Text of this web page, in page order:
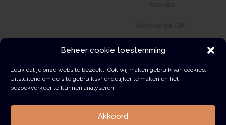
Beheer cookie toestemming
Leuk dat je onze website bezoekt. Ook wij maken gebruik van cookies.
Uitsluitend om de site gebruiksvriendelijker te maken en het
bezoekverkeer te kunnen analyseren.
Akkoord
Klantenportaal
Wwft